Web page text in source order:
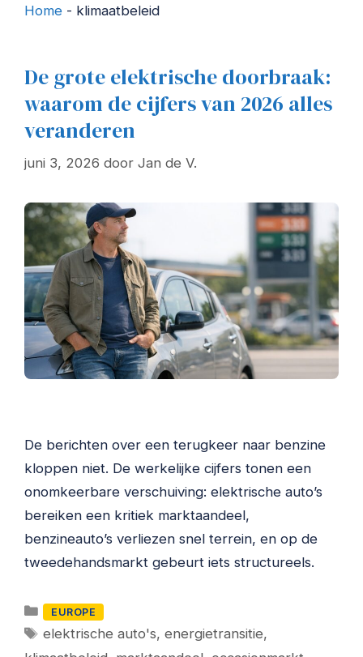
Home - klimaatbeleid
De grote elektrische doorbraak:
waarom de cijfers van 2026 alles
veranderen
juni 3, 2026 door Jan de V.
De berichten over een terugkeer naar benzine
kloppen niet. De werkelijke cijfers tonen een
onomkeerbare verschuiving: elektrische auto’s
bereiken een kritiek marktaandeel,
benzineauto’s verliezen snel terrein, en op de
tweedehandsmarkt gebeurt iets structureels.
Categorieën
EUROPE
Tags
elektrische auto's,energietransitie,